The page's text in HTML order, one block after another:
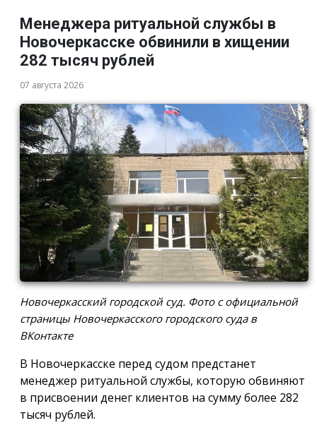
Менеджера ритуальной службы в
Новочеркасске обвинили в хищении
282 тысяч рублей
07 августа 2026
Новочеркасский городской суд. Фото с официальной
страницы Новочеркасского городского суда в
ВКонтакте
В Новочеркасске перед судом предстанет
менеджер ритуальной службы, которую обвиняют
в присвоении денег клиентов на сумму более 282
тысяч рублей.